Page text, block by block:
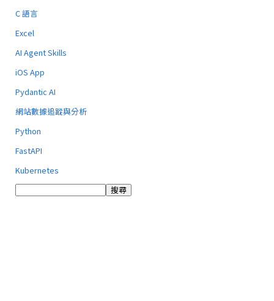
C 語言
Excel
AI Agent Skills
iOS App
Pydantic AI
網站數據追蹤與分析
Python
FastAPI
Kubernetes